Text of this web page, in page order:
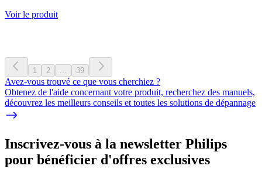
Voir le produit
1 2 39
Avez-vous trouvé ce que vous cherchiez ?
Obtenez de l'aide concernant votre produit, recherchez des manuels,
découvrez les meilleurs conseils et toutes les solutions de dépannage
Inscrivez-vous à la newsletter Philips
pour bénéficier d'offres exclusives